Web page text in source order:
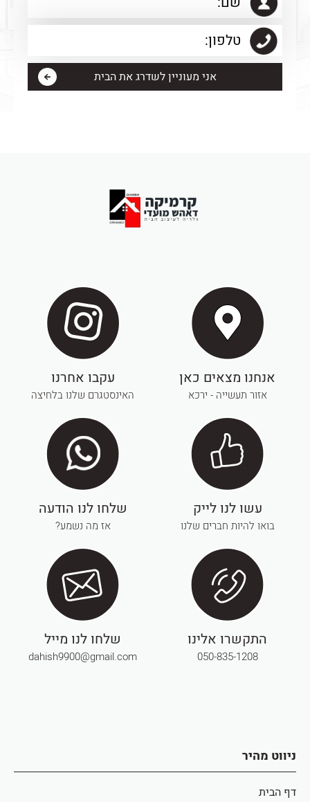
אנחנו מצאים כאן
אזור תעשייה - ירכא
עקבו אחרנו
האינסטגרם שלנו בלחיצה
עשו לנו לייק
בואו להיות חברים שלנו
שלחו לנו הודעה
אז מה נשמע?
התקשרו אלינו
050-835-1208
שלחו לנו מייל
dahish9900@gmail.com
ניווט מהיר
דף הבית